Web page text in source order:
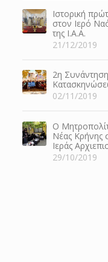
Ιστορική
στον Ιερό
της Ι.Α.Α.
21/12/2019
2η
02/11/2019
Ο
Νέας Κρήνης
Ιεράς
29/10/2019